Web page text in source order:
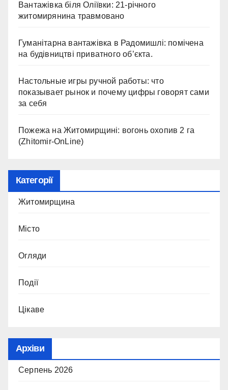
Вантажівка біля Оліївки: 21-річного
житомирянина травмовано
Гуманітарна вантажівка в Радомишлі: помічена
на будівництві приватного об’єкта.
Настольные игры ручной работы: что
показывает рынок и почему цифры говорят сами
за себя
Пожежа на Житомирщині: вогонь охопив 2 га
(Zhitomir-OnLine)
Категорії
Житомирщина
Місто
Огляди
Події
Цікаве
Архіви
Серпень 2026